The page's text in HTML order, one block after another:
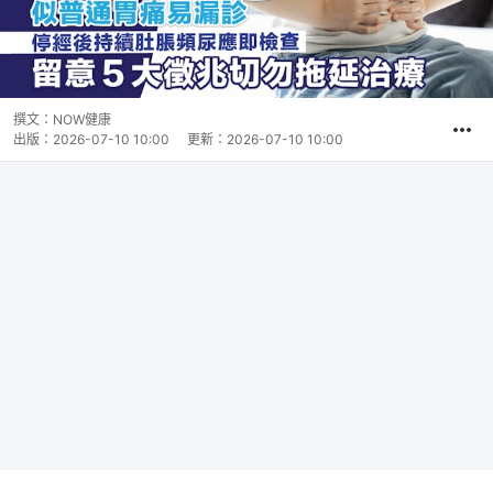
撰文： NOW健康
出版： 2026-07-10 10:00 更新： 2026-07-10 10:00